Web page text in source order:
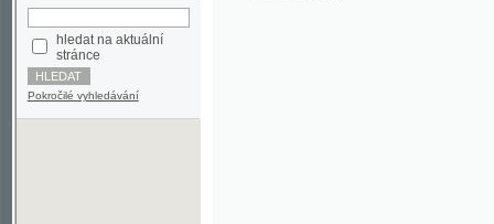
stránce
Pokročilé vyhledávání